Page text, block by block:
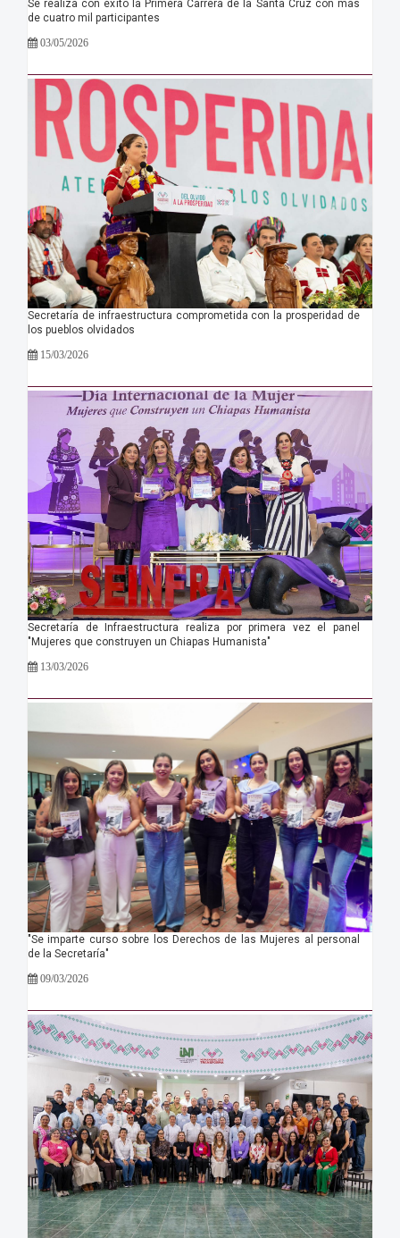
Se realiza con éxito la Primera Carrera de la Santa Cruz con más
de cuatro mil participantes
03/05/2026
Secretaría de infraestructura comprometida con la prosperidad de
los pueblos olvidados
15/03/2026
Secretaría de Infraestructura realiza por primera vez el panel
"Mujeres que construyen un Chiapas Humanista"
13/03/2026
"Se imparte curso sobre los Derechos de las Mujeres al personal
de la Secretaría"
09/03/2026